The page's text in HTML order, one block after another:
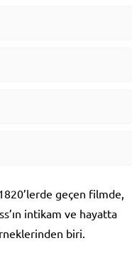
geçen filmde,
intikam ve hayatta
biri.